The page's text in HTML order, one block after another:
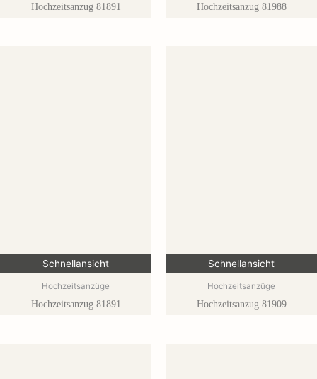
Hochzeitsanzug 81891 Hochzeitsanzug 81988
Schnellansicht
Hochzeitsanzüge
Hochzeitsanzug 81891
Schnellansicht
Hochzeitsanzüge
Hochzeitsanzug 81909